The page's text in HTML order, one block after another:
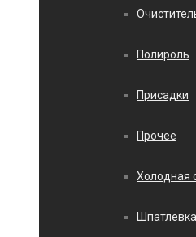
Полироль
Присадки
Прочее
Холодная
Шпатлевка